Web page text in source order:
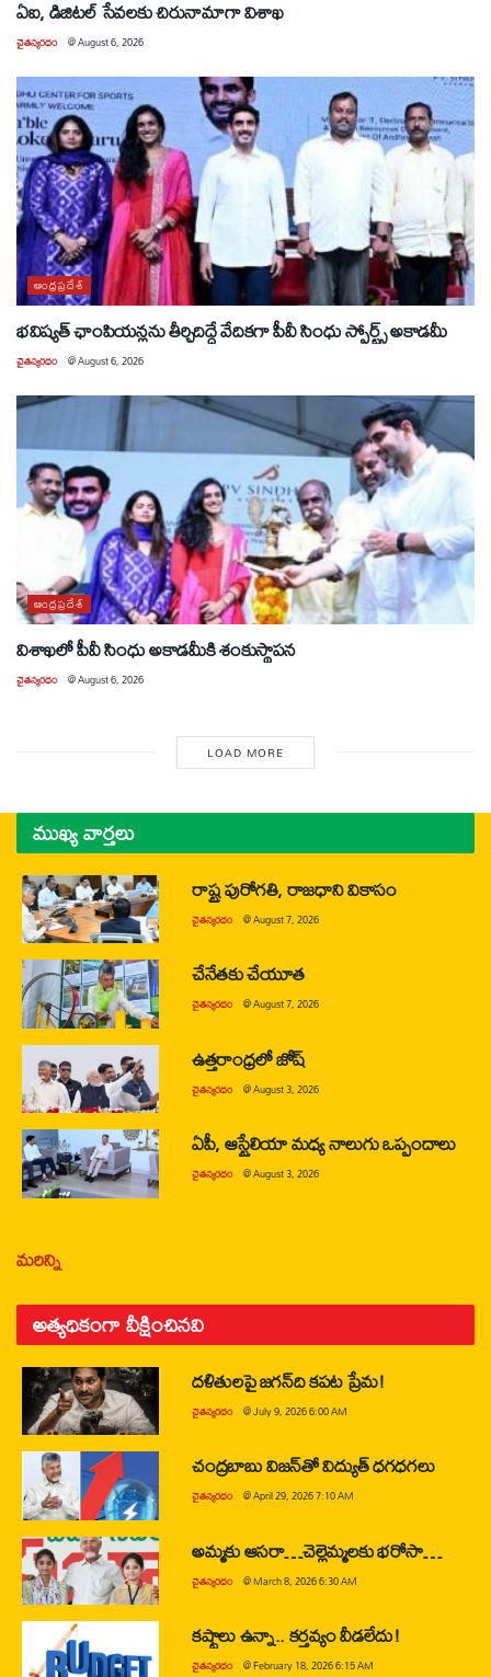
ఏఐ, డిజిటల్ సేవలకు చిరునామాగా విశాఖ
చైతన్యరధం @August 6, 2026
ఆంధ్రప్రదేశ్
భవిష్యత్ ఛాంపియన్లను తీర్చిదిద్దే వేదికగా పీవీ సింధు స్పోర్ట్స్ అకాడమీ
చైతన్యరధం @August 6, 2026
ఆంధ్రప్రదేశ్
విశాఖలో పీవీ సింధు అకాడమీకి శంకుస్థాపన
చైతన్యరధం @August 6, 2026
LOAD MORE
ముఖ్య వార్తలు
రాష్ట్ర పురోగతి, రాజధాని వికాసం
చైతన్యరధం @August 7, 2026
చేనేతకు చేయూత
చైతన్యరధం @August 7, 2026
ఉత్తరాంధ్రలో జోష్
చైతన్యరధం @August 3, 2026
ఏపీ, ఆస్ట్రేలియా మధ్య నాలుగు ఒప్పందాలు
చైతన్యరధం @August 3, 2026
మరిన్ని
అత్యధికంగా వీక్షించినవి
దళితులపై జగన్‌ది కపట ప్రేమ!
చైతన్యరధం @July 9, 2026 6:00 AM
చంద్రబాబు విజన్‌తో విద్యుత్ ధగధగలు
చైతన్యరధం @April 29, 2026 7:10 AM
అమ్మకు ఆసరా…చెల్లెమ్మలకు భరోసా…
చైతన్యరధం @March 8, 2026 6:30 AM
కష్టాలు ఉన్నా.. కర్తవ్యం వీడలేదు!
చైతన్యరధం @February 18, 2026 6:15 AM